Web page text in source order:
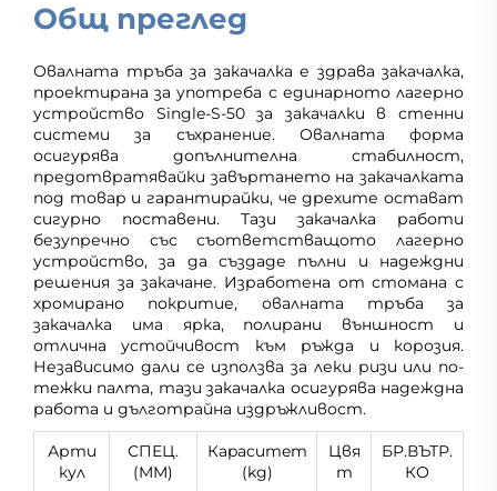
Общ преглед
Овалната тръба за закачалка е здрава закачалка,
проектирана за употреба с единарното лагерно
устройство Single-S-50 за закачалки в стенни
системи за съхранение. Овалната форма
осигурява допълнителна стабилност,
предотвратявайки завъртането на закачалката
под товар и гарантирайки, че дрехите остават
сигурно поставени. Тази закачалка работи
безупречно със съответстващото лагерно
устройство, за да създаде пълни и надеждни
решения за закачане. Изработена от стомана с
хромирано покритие, овалната тръба за
закачалка има ярка, полирани външност и
отлична устойчивост към ръжда и корозия.
Независимо дали се използва за леки ризи или по-
тежки палта, тази закачалка осигурява надеждна
работа и дълготрайна издръжливост.
Арти
кул
СПЕЦ.
(MM)
Кapacитeт
(kg)
Цвя
т
БР.ВЪТР.
КО